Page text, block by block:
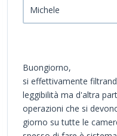
Michele
Buongiorno,
si effettivamente
leggibilità ma d'altra
operazioni che si
giorno su tutte le